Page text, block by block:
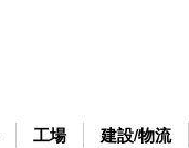
工場 建設/物流